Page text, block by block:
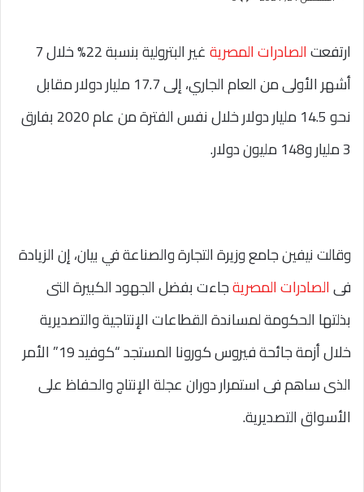
ارتفعتالصادرات المصرية
غير البترولية بنسبة 22% خلال 7
أشهر الأولى من العام الجاري، إلى 17.7 مليار دولار مقابل
نحو 14.5 مليار دولار خلال نفس الفترة من عام 2020 بفارق
3 مليار و148 مليون دولار.
وقالت نيفين جامع وزيرة التجارة والصناعة في بيان، إن الزيادة
فىالصادرات المصريةجاءت بفضل الجهود الكبيرة التى
بذلتها الحكومة لمساندة القطاعات الإنتاجية والتصديرية
خلال أزمة جائحة فيروس كورونا المستجد “كوفيد 19” الأمر
الذى ساهم فى استمرار دوران عجلة الإنتاج والحفاظ على
الأسواق التصديرية.